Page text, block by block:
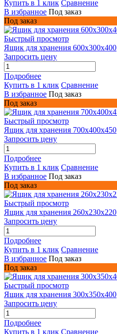
Купить в 1 клик Сравнение
В избранное Под заказ
Под заказ
Быстрый просмотр
Ящик для хранения 600x300x400
Запросить цену
Подробнее
Купить в 1 клик Сравнение
В избранное Под заказ
Под заказ
Быстрый просмотр
Ящик для хранения 700x400x450
Запросить цену
Подробнее
Купить в 1 клик Сравнение
В избранное Под заказ
Под заказ
Быстрый просмотр
Ящик для хранения 260x230x220
Запросить цену
Подробнее
Купить в 1 клик Сравнение
В избранное Под заказ
Под заказ
Быстрый просмотр
Ящик для хранения 300x350x400
Запросить цену
Подробнее
Купить в 1 клик Сравнение